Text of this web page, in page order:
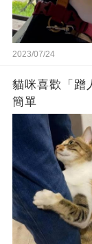
2023/07/24
貓咪喜歡「蹭
簡單